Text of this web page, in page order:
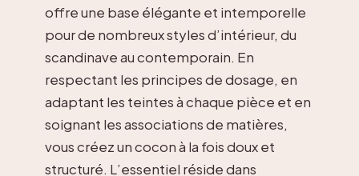
offre une base élégante et intemporelle
pour de nombreux styles d’intérieur, du
scandinave au contemporain. En
respectant les principes de dosage, en
adaptant les teintes à chaque pièce et en
soignant les associations de matières,
vous créez un cocon à la fois doux et
structuré. L’essentiel réside dans